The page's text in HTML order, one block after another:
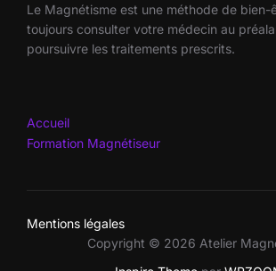
Le Magnétisme est une méthode de bien-
toujours consulter votre médecin au
poursuivre les traitements prescrits.
Accueil
Formation Magnétiseur
Mentions légales
Copyright © 2026 Atelier